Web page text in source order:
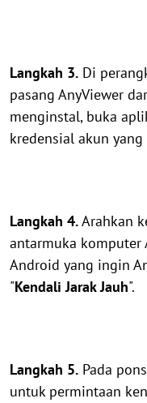
Langkah 3. Di
pasang AnyViewer
menginstal, buka
kredensial akun yang
Langkah 4.Arahkan
antarmuka komputer
Android yang ingin
"Kendali Jarak Jauh".
Langkah 5. Pada
untuk permintaan